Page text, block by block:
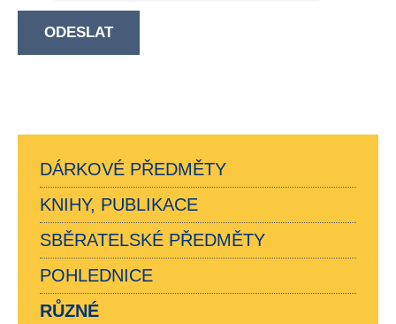
ODESLAT
DÁRKOVÉ PŘEDMĚTY
KNIHY, PUBLIKACE
SBĚRATELSKÉ PŘEDMĚTY
POHLEDNICE
RŮZNÉ